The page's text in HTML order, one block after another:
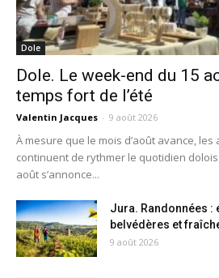
Dole
Dole. Le week-end du 15
temps fort de l’été
Valentin Jacques - 9 août 2026
À mesure que le mois d’août avance,
continuent de rythmer le quotidien
août s’annonce...
Jura. Randonnées :
belvédères et
9 août 2026